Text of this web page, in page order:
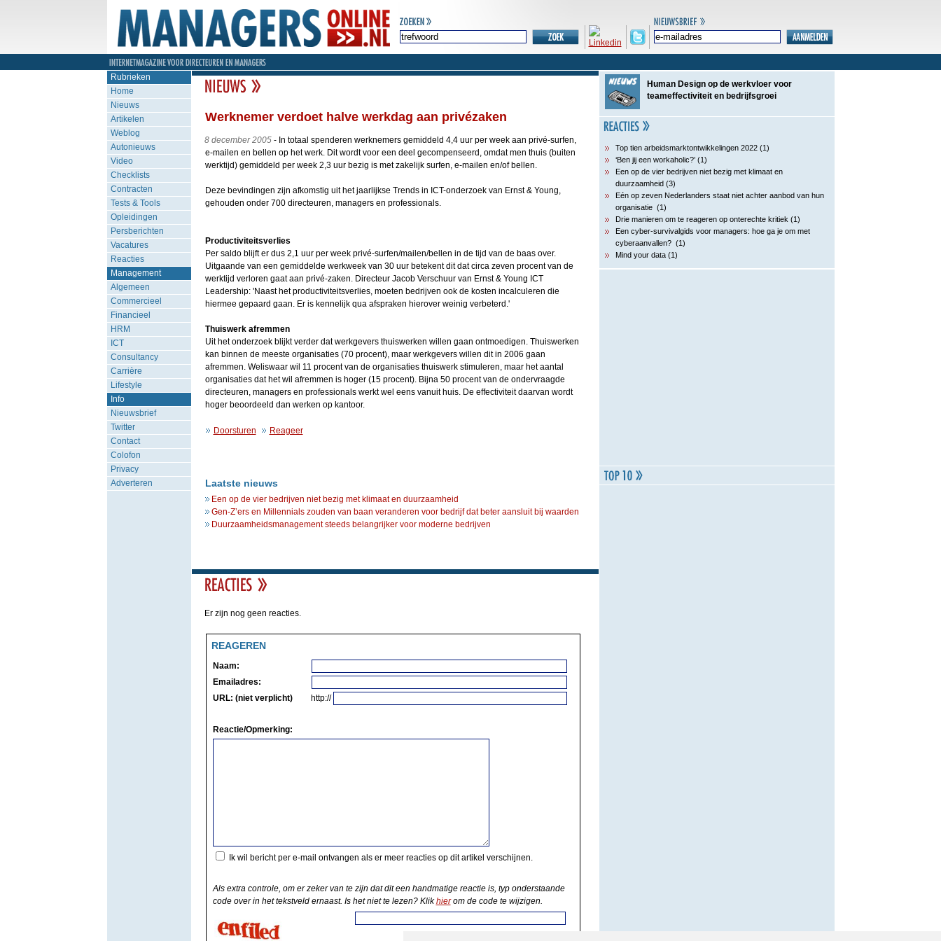
Rubrieken
Home
Nieuws
Artikelen
Weblog
Autonieuws
Video
Checklists
Contracten
Tests & Tools
Opleidingen
Persberichten
Vacatures
Reacties
Management
Algemeen
Commercieel
Financieel
HRM
ICT
Consultancy
Carrière
Lifestyle
Info
Nieuwsbrief
Twitter
Contact
Colofon
Privacy
Adverteren
Werknemer verdoet halve werkdag aan privézaken
8 december 2005- In totaal spenderen werknemers gemiddeld 4,4 uur per week aan privé-surfen,
e-mailen en bellen op het werk. Dit wordt voor een deel gecompenseerd, omdat men thuis (buiten
werktijd) gemiddeld per week 2,3 uur bezig is met zakelijk surfen, e-mailen en/of bellen.
Deze bevindingen zijn afkomstig uit het jaarlijkse Trends in ICT-onderzoek van Ernst & Young,
gehouden onder 700 directeuren, managers en professionals.
Productiviteitsverlies
Per saldo blijft er dus 2,1 uur per week privé-surfen/mailen/bellen in de tijd van de baas over.
Uitgaande van een gemiddelde werkweek van 30 uur betekent dit dat circa zeven procent van de
werktijd verloren gaat aan privé-zaken. Directeur Jacob Verschuur van Ernst & Young ICT
Leadership: 'Naast het productiviteitsverlies, moeten bedrijven ook de kosten incalculeren die
hiermee gepaard gaan. Er is kennelijk qua afspraken hierover weinig verbeterd.'
Thuiswerk afremmen
Uit het onderzoek blijkt verder dat werkgevers thuiswerken willen gaan ontmoedigen. Thuiswerken
kan binnen de meeste organisaties (70 procent), maar werkgevers willen dit in 2006 gaan
afremmen. Weliswaar wil 11 procent van de organisaties thuiswerk stimuleren, maar het aantal
organisaties dat het wil afremmen is hoger (15 procent). Bijna 50 procent van de ondervraagde
directeuren, managers en professionals werkt wel eens vanuit huis. De effectiviteit daarvan wordt
hoger beoordeeld dan werken op kantoor.
Doorsturen Reageer
Laatste nieuws
Een op de vier bedrijven niet bezig met klimaat en duurzaamheid
Gen-Z’ers en Millennials zouden van baan veranderen voor bedrijf dat beter aansluit bij waarden
Duurzaamheidsmanagement steeds belangrijker voor moderne bedrijven
Er zijn nog geen reacties.
REAGEREN
Naam:
Emailadres:
URL: (niet verplicht)
http://
Reactie/Opmerking:
Ik wil bericht per e-mail ontvangen als er meer reacties op dit artikel verschijnen.
Als extra controle, om er zeker van te zijn dat dit een handmatige reactie is, typ onderstaande
code over in het tekstveld ernaast. Is het niet te lezen? Klikhierom de code te wijzigen.
Human Design op de werkvloer voor
teameffectiviteit en bedrijfsgroei
Top tien arbeidsmarktontwikkelingen 2022 (1)
‘Ben jij een workaholic?’ (1)
Een op de vier bedrijven niet bezig met klimaat en
duurzaamheid (3)
Eén op zeven Nederlanders staat niet achter aanbod van hun
organisatie (1)
Drie manieren om te reageren op onterechte kritiek (1)
Een cyber-survivalgids voor managers: hoe ga je om met
cyberaanvallen? (1)
Mind your data (1)